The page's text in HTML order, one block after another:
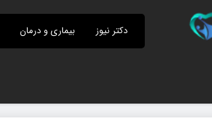
دکتر نیوز بیماری و درمان